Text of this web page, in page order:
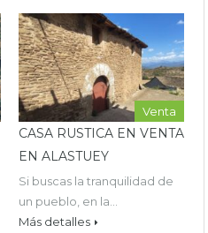
Venta
CASA RUSTICA EN VENTA
EN ALASTUEY
Si buscas la tranquilidad de
un pueblo, en la…
Más detalles